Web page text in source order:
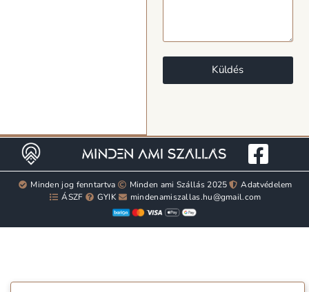
Küldés
Minden jog fenntartva Minden ami Szállás 2025
Adatvédelem
ÁSZF
GYIK mindenamiszallas.hu@gmail.com